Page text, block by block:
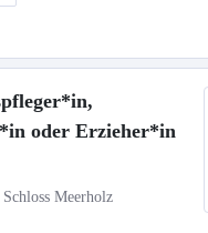
oder Erzieher*in
Meerholz